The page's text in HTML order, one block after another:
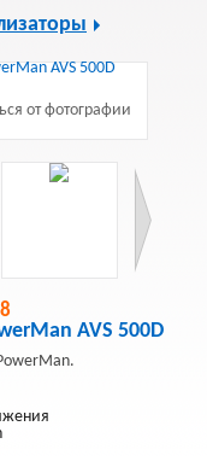
от фотографии
AVS 500D